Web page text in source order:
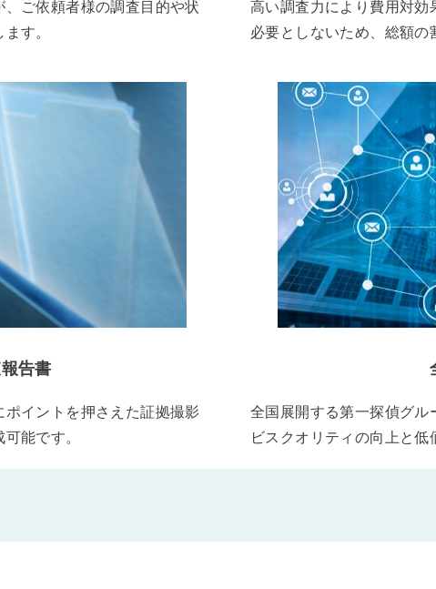
ご依頼者様の調査目的や状
す。
高い調査力により費用対
必要としないため、総額
告書
イントを押さえた証拠撮影
能です。
全国展開する第一探偵グ
ビスクオリティの向上と